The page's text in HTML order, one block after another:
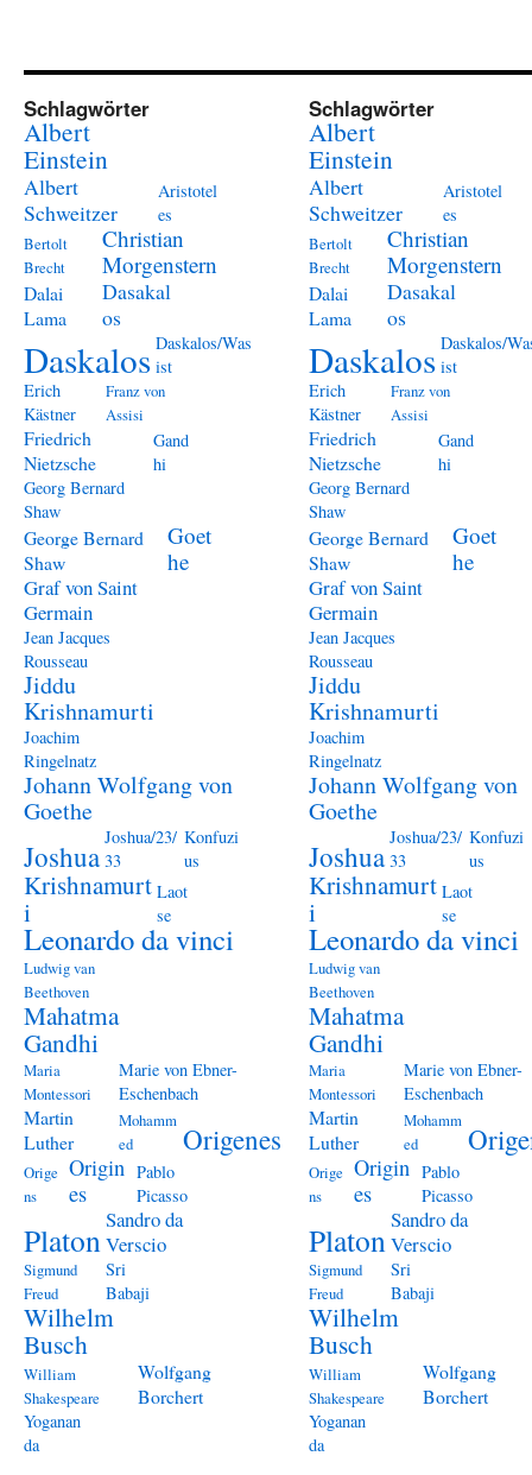
Schlagwörter
Albert
Einstein
Albert
Schweitzer
Aristotel
es
Bertolt
Brecht
Christian
Morgenstern
Dalai
Lama
Dasakal
os
Daskalos Daskalos/Was
ist
Erich
Kästner
Franz von
Assisi
Friedrich
Nietzsche
Gand
hi
Georg Bernard
Shaw
George Bernard
Shaw
Goet
he
Graf von Saint
Germain
Jean Jacques
Rousseau
Jiddu
Krishnamurti
Joachim
Ringelnatz
Johann Wolfgang von
Goethe
Joshua
Joshua/23/
33
Konfuzi
us
Krishnamurt
i
Laot
se
Leonardo da vinci
Ludwig van
Beethoven
Mahatma
Gandhi
Maria
Montessori
Marie von Ebner-
Eschenbach
Martin
Luther
Mohamm
ed
Origenes
Orige
ns
Origin
es
Pablo
Picasso
Platon
Sandro da
Verscio
Sigmund
Freud
Sri
Babaji
Wilhelm
Busch
William
Shakespeare
Wolfgang
Borchert
Yoganan
da
Schlagwörter
Albert
Einstein
Albert
Schweitzer
Aristotel
es
Bertolt
Brecht
Christian
Morgenstern
Dalai
Lama
Dasakal
os
Daskalos Daskalos/
ist
Erich
Kästner
Franz von
Assisi
Friedrich
Nietzsche
Gand
hi
Georg Bernard
Shaw
George Bernard
Shaw
Goet
he
Graf von Saint
Germain
Jean Jacques
Rousseau
Jiddu
Krishnamurti
Joachim
Ringelnatz
Johann Wolfgang von
Goethe
Joshua
Joshua/23/
33
Konfuzi
us
Krishnamurt
i
Laot
se
Leonardo da vinci
Ludwig van
Beethoven
Mahatma
Gandhi
Maria
Montessori
Marie von Ebner-
Eschenbach
Martin
Luther
Mohamm
ed
Orige
ns
Origin
es
Pablo
Picasso
Platon
Sandro da
Verscio
Sigmund
Freud
Sri
Babaji
Wilhelm
Busch
William
Shakespeare
Wolfgang
Borchert
Yoganan
da